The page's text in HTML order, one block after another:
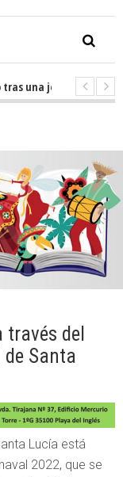
de baloncesto
del
Santa
Lucía está
2022, que se